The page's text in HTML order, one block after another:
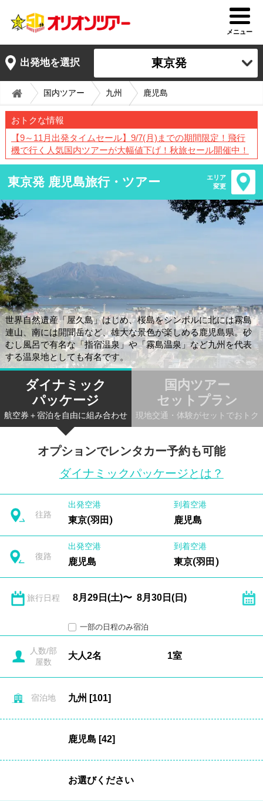
メニュー
出発地を選択 東京発
国内ツアー 九州 鹿児島
おトクな情報
【9～11月出発タイムセール】9/7(月)までの期間限定！飛行
機で行く人気国内ツアーが大幅値下げ！秋旅セール開催中！
東京発 鹿児島旅行・ツアー
エリア
変更
世界自然遺産「屋久島」はじめ、桜島をシンボルに北には霧島
連山、南には開聞岳など、雄大な景色が楽しめる鹿児島県。砂
むし風呂で有名な「指宿温泉」や「霧島温泉」など九州を代表
する温泉地としても有名です。
ダイナミック
パッケージ
航空券＋宿泊を自由に組み合わせ
国内ツアー
セットプラン
現地交通・体験がセットでおトク
オプションでレンタカー予約も可能
ダイナミックパッケージとは？
往路
出発空港
東京(羽田)
到着空港
鹿児島
復路
出発空港
鹿児島
到着空港
東京(羽田)
旅行日程
一部の日程のみ宿泊
人数/部
屋数
宿泊地